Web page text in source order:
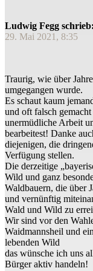
Ludwig Fegg schrieb:
29. Mai 2021, 8:35
Traurig, wie über
umgegangen wurde.
Es schaut kaum
und oft falsch
unermüdliche Arbeit
bearbeitest! Danke
diejenigen, die
Verfügung stellen.
Die derzeitige
Wild und ganz
Waldbauern, die über
und vernünftig
Wald und Wild zu
Wir sind vor den
Waidmannsheil und
lebenden Wild
das wünsche ich uns
Bürger aktiv handeln!